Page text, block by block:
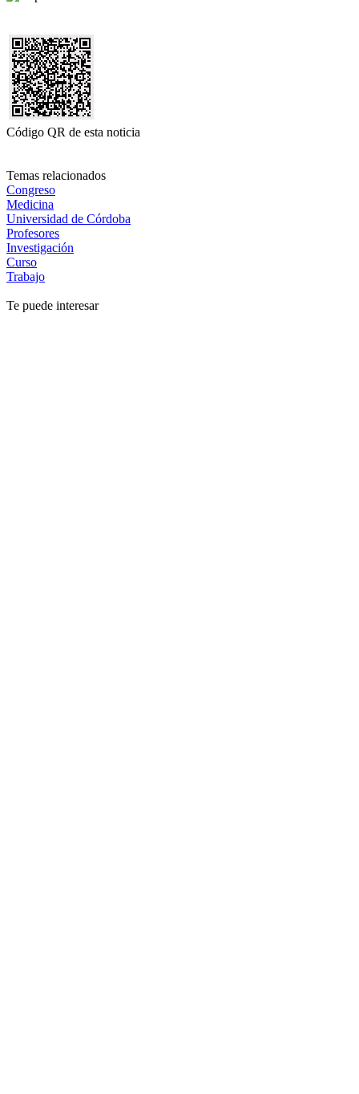
Código QR de esta noticia
Temas relacionados
Congreso
Medicina
Universidad de Córdoba
Profesores
Investigación
Curso
Trabajo
Te puede interesar